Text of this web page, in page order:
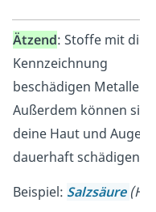
Ätzend: Stoffe mit
Kennzeichnung
beschädigen Metalle.
Außerdem können sie
deine Haut und Augen
dauerhaft schädigen.
Beispiel: Salzsäure